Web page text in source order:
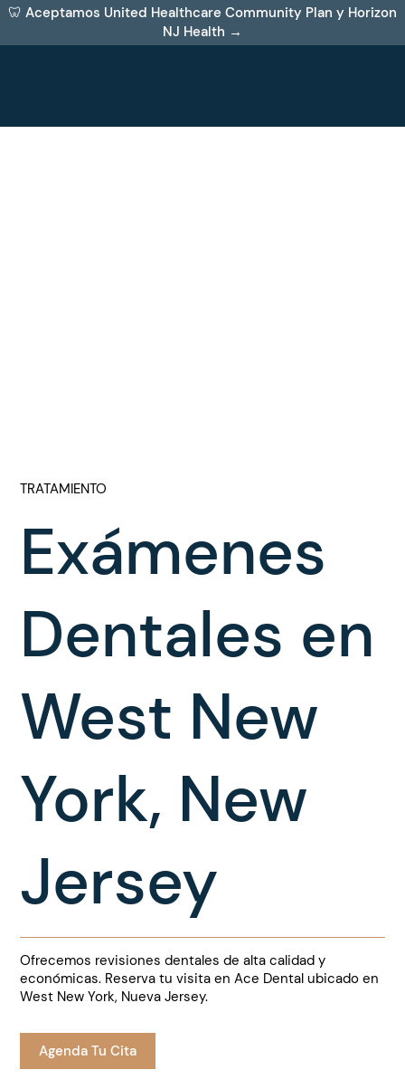
🦷 Aceptamos United Healthcare Community Plan y Horizon
NJ Health →
TRATAMIENTO
Ofrecemos revisiones dentales de alta calidad y
económicas. Reserva tu visita en Ace Dental ubicado en
West New York, Nueva Jersey.
Agenda Tu Cita
Exámenes
Dentales en
West New
York, New
Jersey